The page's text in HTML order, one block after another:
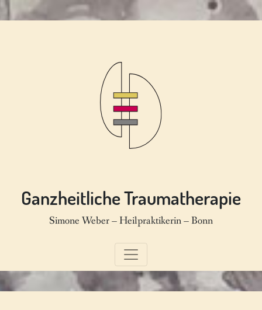
Ganzheitliche Traumatherapie
Simone Weber – Heilpraktikerin – Bonn